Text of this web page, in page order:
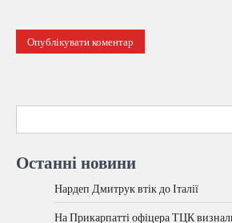
Останні новини
Нардеп Дмитрук втік до Італії
На Прикарпатті офіцера ТЦК